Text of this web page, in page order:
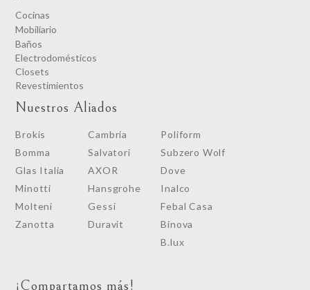
Cocinas
Mobiliario
Baños
Electrodomésticos
Closets
Revestimientos
Nuestros Aliados
Brokis
Bomma
Glas Italia
Minotti
Molteni
Zanotta
Cambria
Salvatori
AXOR
Hansgrohe
Gessi
Duravit
Poliform
Subzero Wolf
Dove
Inalco
Febal Casa
Binova
B.lux
¡Compartamos más!